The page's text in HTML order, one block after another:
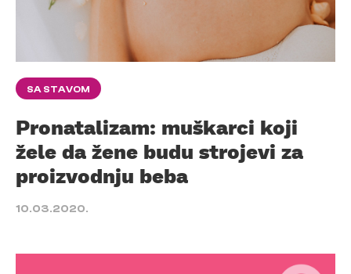
SA STAVOM
Pronatalizam: muškarci koji
žele da žene budu strojevi za
proizvodnju beba
10.03.2020.